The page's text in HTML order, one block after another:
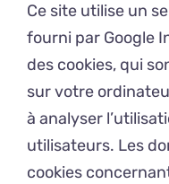
Ce site utilise un
fourni par Google
des cookies, qui
sur votre
à analyser
utilisateurs. Les
cookies